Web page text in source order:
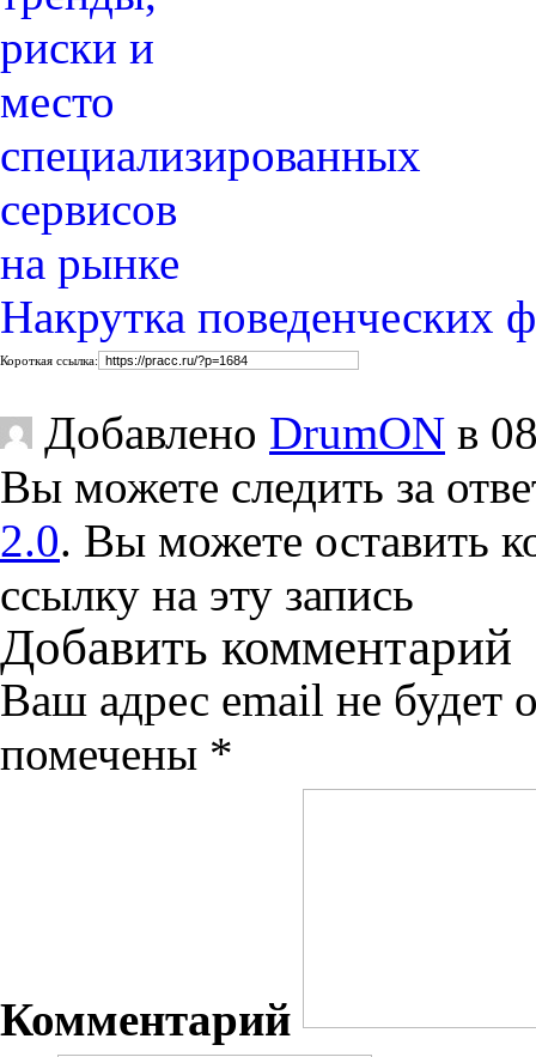
Накрутка поведенческих
Короткая ссылка:
Добавлено DrumON в
Вы можете следить за
2.0. Вы можете оставить
ссылку на эту запись
Добавить комментарий
Ваш адрес email не будет
помечены *
Комментарий